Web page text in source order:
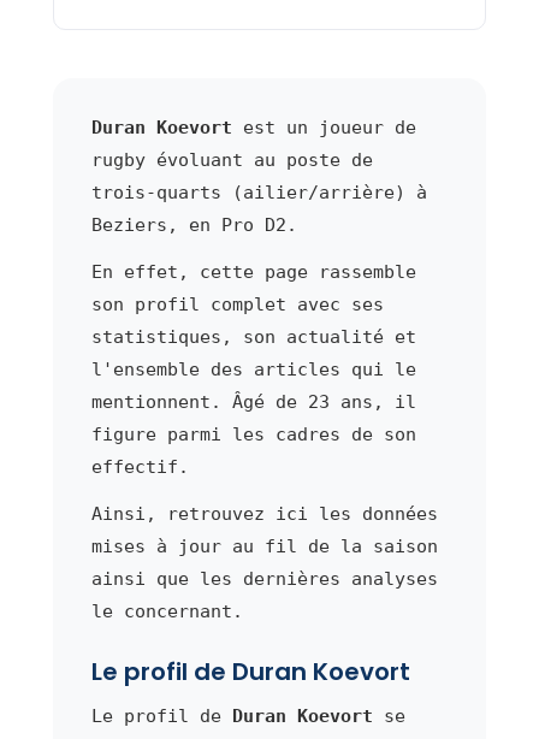
Duran Koevort est un joueur de
rugby évoluant au poste de
trois-quarts (ailier/arrière) à
Beziers, en Pro D2.
En effet, cette page rassemble
son profil complet avec ses
statistiques, son actualité et
l'ensemble des articles qui le
mentionnent. Âgé de 23 ans, il
figure parmi les cadres de son
effectif.
Ainsi, retrouvez ici les données
mises à jour au fil de la saison
ainsi que les dernières analyses
le concernant.
Le profil de Duran Koevort
Le profil de Duran Koevort se